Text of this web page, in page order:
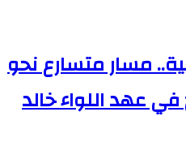
مسار متسارع نحو
في عهد اللواء خالد